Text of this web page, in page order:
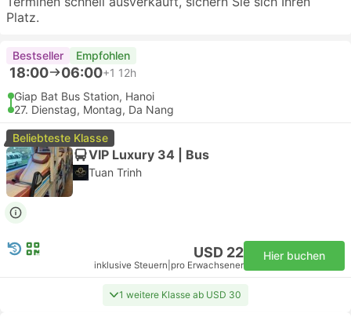
Platz.
Bestseller Empfohlen
18:00 06:00+1 12h
Giap Bat Bus Station, Hanoi
27. Dienstag, Montag, Da Nang
Beliebteste Klasse
VIP Luxury 34 | Bus
Tuan Trinh
USD 22
inklusive Steuern pro Erwachsener
Hier buchen
1 weitere Klasse ab USD 30